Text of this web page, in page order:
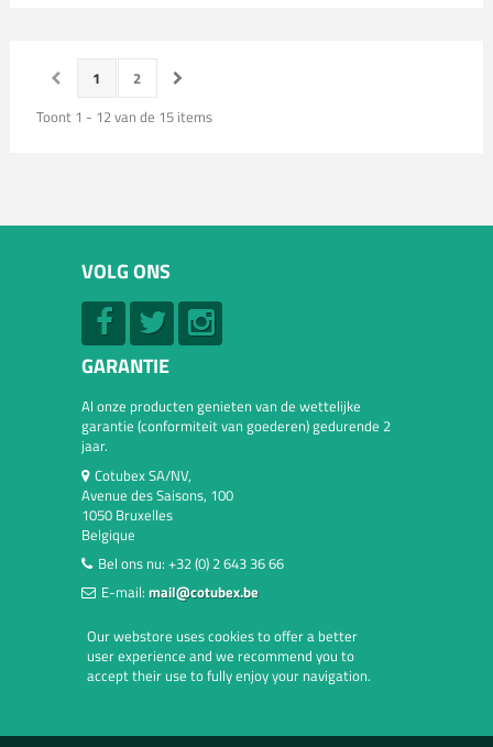
1
2
Toont 1 - 12 van de 15 items
VOLG ONS
GARANTIE
Al onze producten genieten van de wettelijke
garantie (conformiteit van goederen) gedurende 2
jaar.
Cotubex SA/NV,
Avenue des Saisons, 100
1050 Bruxelles
Belgique
Bel ons nu: +32 (0) 2 643 36 66
E-mail: mail@cotubex.be
Our webstore uses cookies to offer a better
user experience and we recommend you to
accept their use to fully enjoy your navigation.